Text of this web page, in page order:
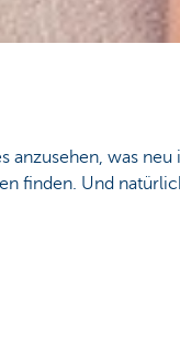
anzusehen, was neu
finden. Und